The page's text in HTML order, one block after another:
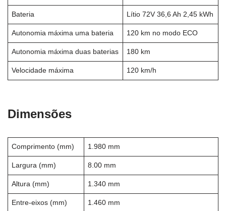
Bateria Lítio 72V 36,6 Ah 2,45 kWh
Autonomia máxima uma bateria 120 km no modo ECO
Autonomia máxima duas baterias 180 km
Velocidade máxima 120 km/h
Dimensões
Comprimento (mm) 1.980 mm
Largura (mm) 8.00 mm
Altura (mm) 1.340 mm
Entre-eixos (mm) 1.460 mm